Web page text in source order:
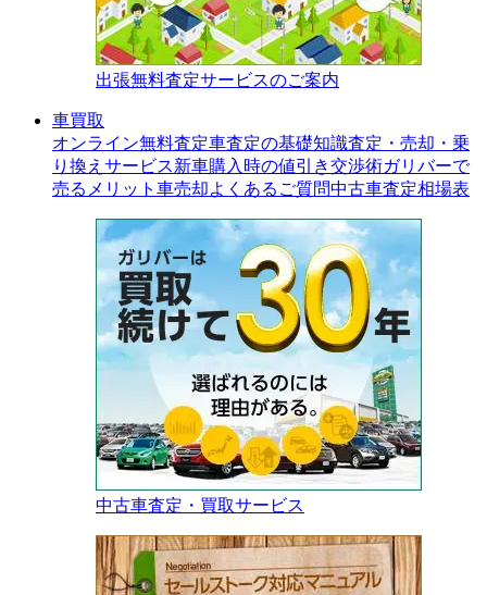
出張無料査定サービスのご案内
車買取
オンライン無料査定車査定の基礎知識査定・売却・乗
り換えサービス新車購入時の値引き交渉術ガリバーで
売るメリット 車売却よくあるご質問中古車査定相場表
中古車査定・買取サービス